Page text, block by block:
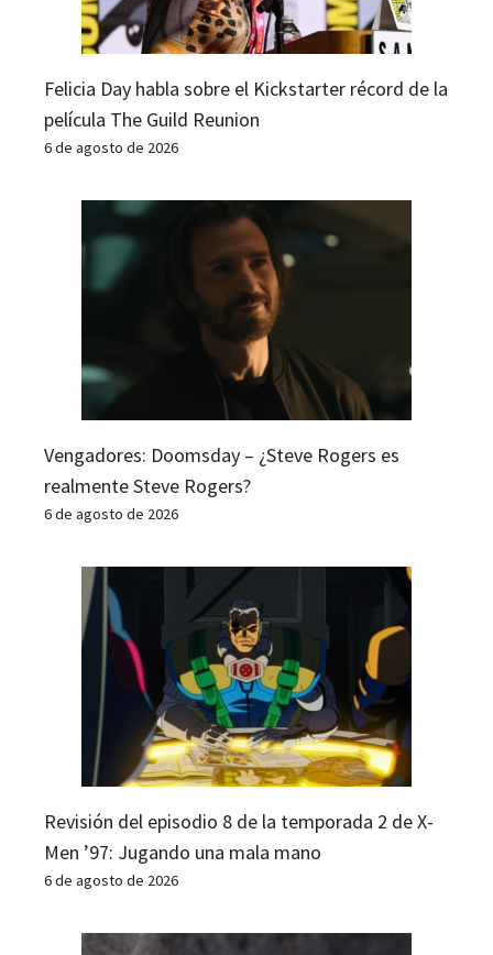
Felicia Day habla sobre el Kickstarter récord de la
película The Guild Reunion
6 de agosto de 2026
Vengadores: Doomsday – ¿Steve Rogers es
realmente Steve Rogers?
6 de agosto de 2026
Revisión del episodio 8 de la temporada 2 de X-
Men ’97: Jugando una mala mano
6 de agosto de 2026